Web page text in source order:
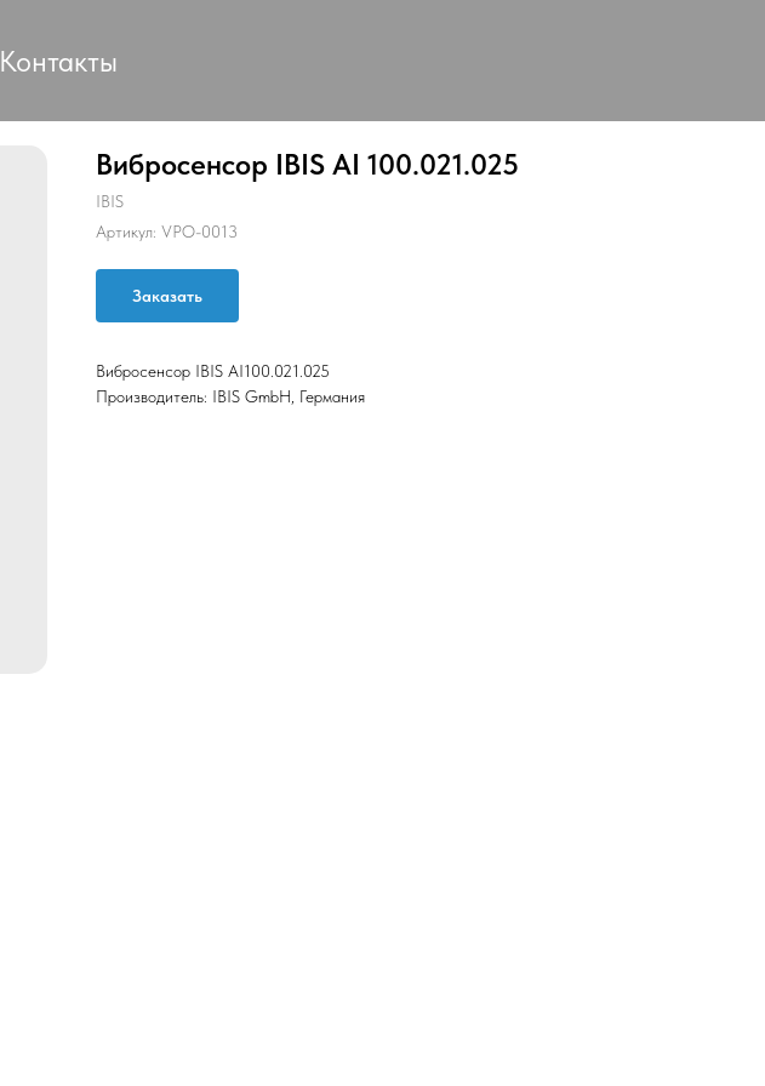
Контакты
Вибросенсор IBIS AI 100.021.025
IBIS
Артикул: VPO-0013
Заказать
Вибросенсор IBIS AI100.021.025
Производитель: IBIS GmbH, Германия